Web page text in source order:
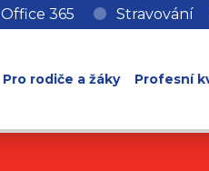
Office 365 Stravování
Pro rodiče a žáky Profesní